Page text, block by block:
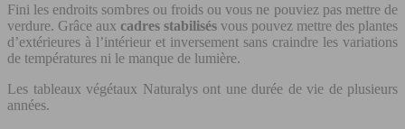
Fini les endroits sombres ou froids ou vous ne pouviez pas mettre de
verdure. Grâce aux cadres stabilisés vous pouvez mettre des plantes
d’extérieures à l’intérieur et inversement sans craindre les variations
de températures ni le manque de lumière.
Les tableaux végétaux Naturalys ont une durée de vie de plusieurs
années.